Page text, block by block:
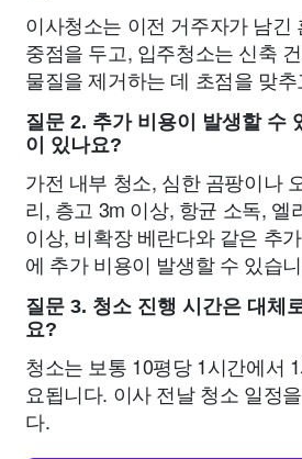
이사청소는 이전 거주자가 남긴
중점을 두고, 입주청소는 신축
물질을 제거하는 데 초점을 맞
질문 2. 추가 비용이 발생할 수
이 있나요?
가전 내부 청소, 심한 곰팡이나
리, 층고 3m 이상, 항균 소독, 엘
이상, 비확장 베란다와 같은 추
에 추가 비용이 발생할 수 있습
질문 3. 청소 진행 시간은 대체
요?
청소는 보통 10평당 1시간에서
요됩니다. 이사 전날 청소 일정
다.